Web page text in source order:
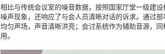
相比与传统会议室的噪音数据，按照国家厅堂一级建
噪声现象，还响应了与会人员清晰对话的诉求。通过
均匀声场，声音清晰洪亮；会讨系统作为辅助音源，
用。